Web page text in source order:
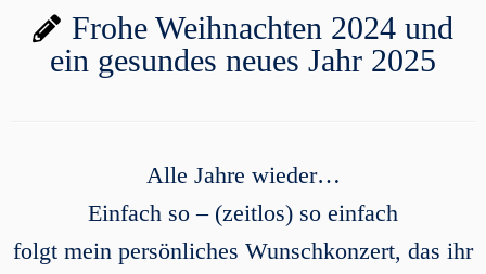
Inhalt
springen
Frohe Weihnachten 2024 und
ein gesundes neues Jahr 2025
Alle Jahre wieder…
Einfach so – (zeitlos) so einfach
folgt mein persönliches Wunschkonzert, das ihr